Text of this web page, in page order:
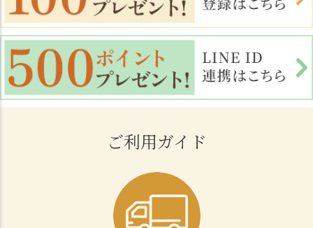
ご利用ガイド